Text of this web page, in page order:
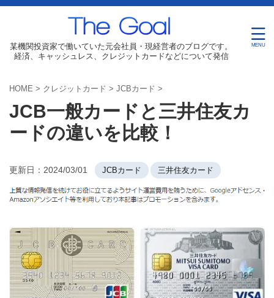
某機関投資家で働いていた元会社員・現経営者のブログです。
経済、キャッシュレス、クレジットカードなどについて発信
HOME > クレジットカード > JCBカード >
JCB一般カードと三井住友カ
ードの違いを比較！
更新日： 2024/03/01 JCBカード 三井住友カード